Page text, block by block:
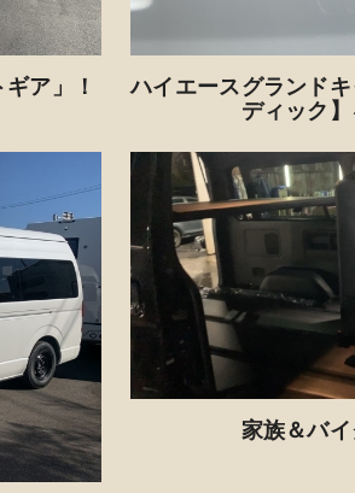
ア」！
ハイエースグランド
ディック】
家族＆バイ